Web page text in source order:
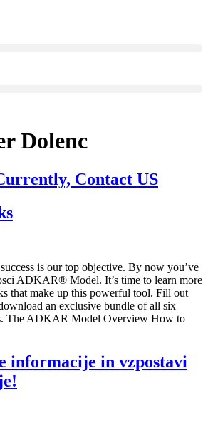
Dolenc
Contact US
is our top objective. By now you’ve
ADKAR® Model. It’s time to learn more
that make up this powerful tool. Fill out
an exclusive bundle of all six
The ADKAR Model Overview How to
informacije in vzpostavi